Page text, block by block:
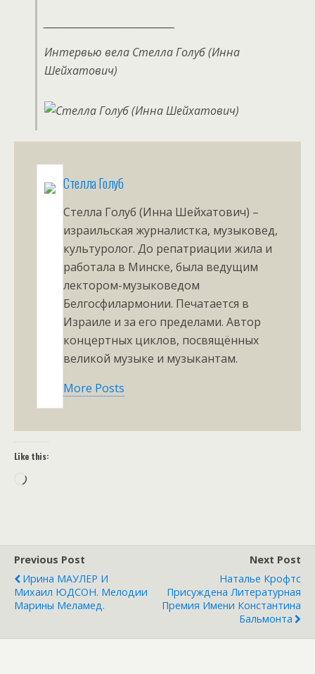
Интервью вела Стелла Голуб (Инна
Шейхатович)
Стелла Голуб
Стелла Голуб (Инна Шейхатович) –
израильская журналистка, музыковед,
культуролог. До репатриации жила и
работала в Минске, была ведущим
лектором-музыковедом
Белгосфилармонии. Печатается в
Израиле и за его пределами. Автор
концертных циклов, посвящённых
великой музыке и музыкантам.
More Posts
Like this:
Loading…
Previous Post
Ирина МАУЛЕР И
Михаил ЮДСОН. Мелодии
Марины Меламед.
Next Post
Наталье Крофтс
Присуждена Литературная
Премия Имени Константина
Бальмонта